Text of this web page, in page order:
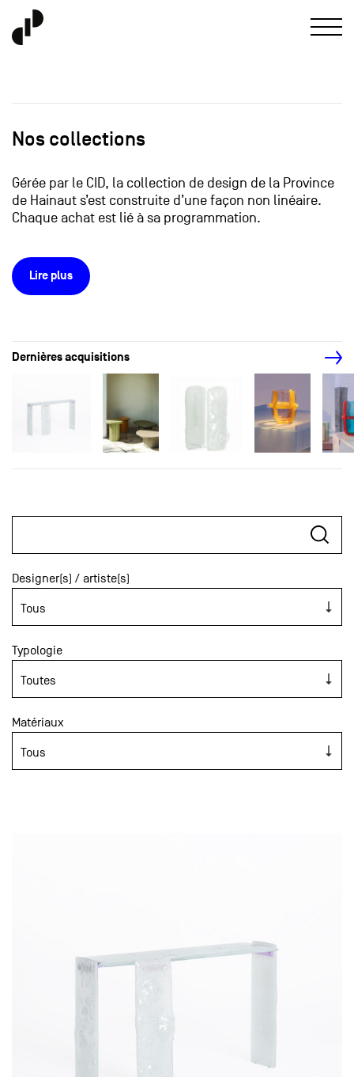
Nos collections
Gérée par le CID, la collection de design de la Province
de Hainaut s’est construite d’une façon non linéaire.
Chaque achat est lié à sa programmation.
Lire plus
Dernières acquisitions
Designer(s) / artiste(s)
Typologie
Matériaux